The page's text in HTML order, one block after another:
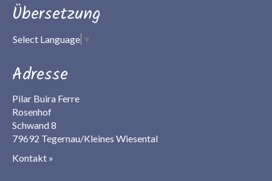
Übersetzung
Select Language ▼
Adresse
Pilar Buira Ferre
Rosenhof
Schwand 8
79692 Tegernau/Kleines Wiesental
Kontakt »